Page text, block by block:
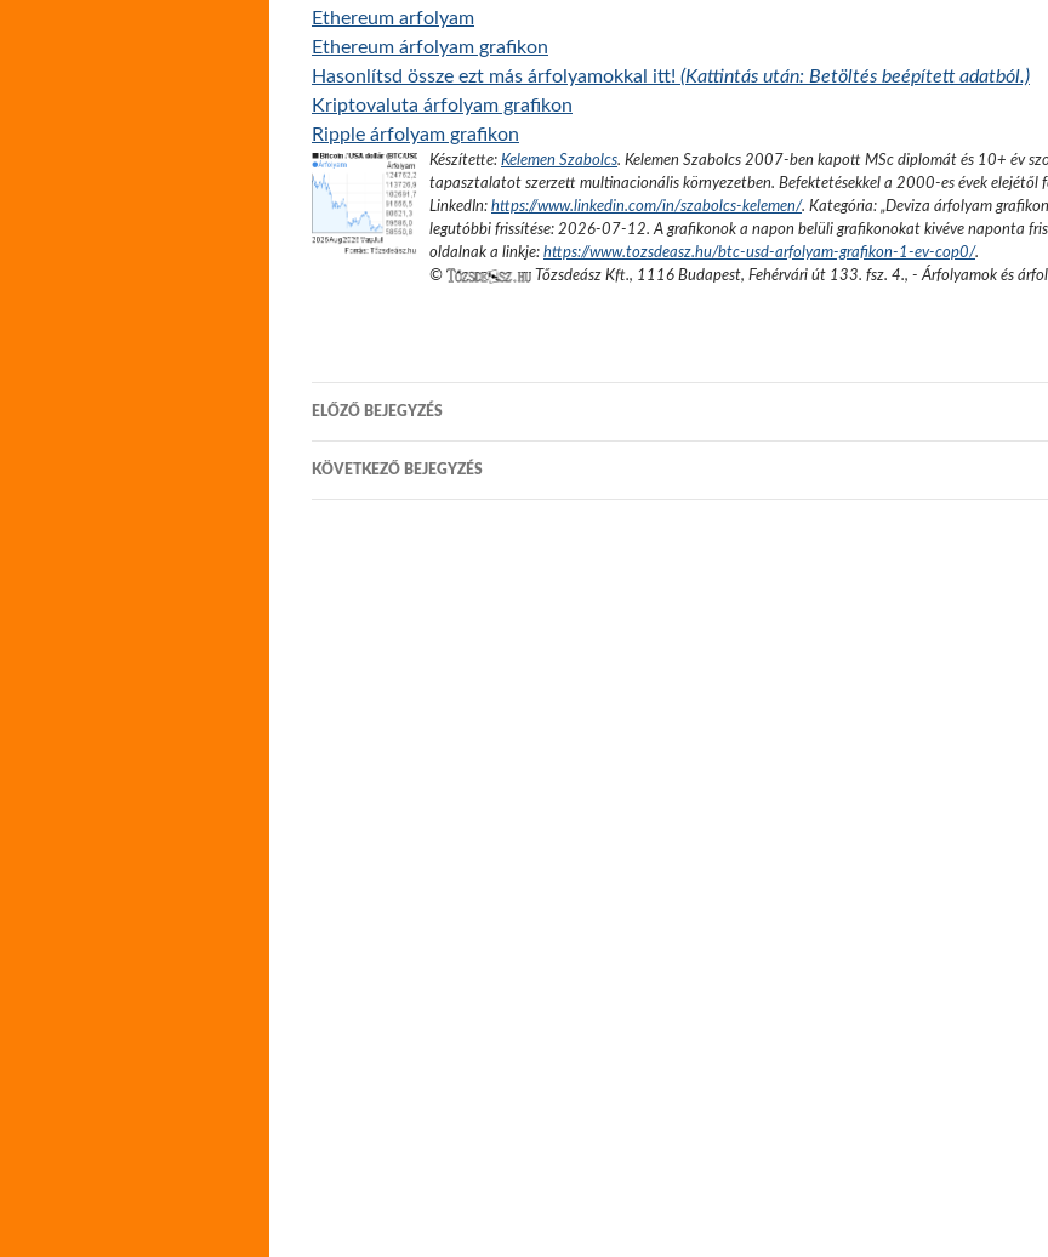
Ethereum arfolyam
Ethereum árfolyam grafikon
Hasonlítsd össze ezt más árfolyamokkal itt! (Kattintás után: Betöltés beépített adatból.)
Kriptovaluta árfolyam grafikon
Ripple árfolyam grafikon
Készítette: Kelemen Szabolcs. Kelemen Szabolcs 2007-ben kapott MSc diplomát és 10+ év
tapasztalatot szerzett multinacionális környezetben. Befektetésekkel a 2000-es évek elejétől
LinkedIn: https://www.linkedin.com/in/szabolcs-kelemen/. Kategória: „Deviza árfolyam
legutóbbi frissítése: 2026-07-12. A grafikonok a napon belüli grafikonokat kivéve naponta
oldalnak a linkje: https://www.tozsdeasz.hu/btc-usd-arfolyam-grafikon-1-ev-cop0/.
©
Tőzsdeász Kft., 1116 Budapest, Fehérvári út 133. fsz. 4., - Árfolyamok és
Bejegyzés
navigáció
ELŐZŐ BEJEGYZÉS
KÖVETKEZŐ BEJEGYZÉS